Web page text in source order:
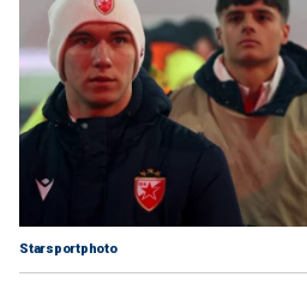
Starsportphoto